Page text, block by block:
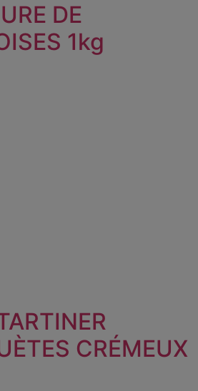
DE
1kg
CRÉMEUX